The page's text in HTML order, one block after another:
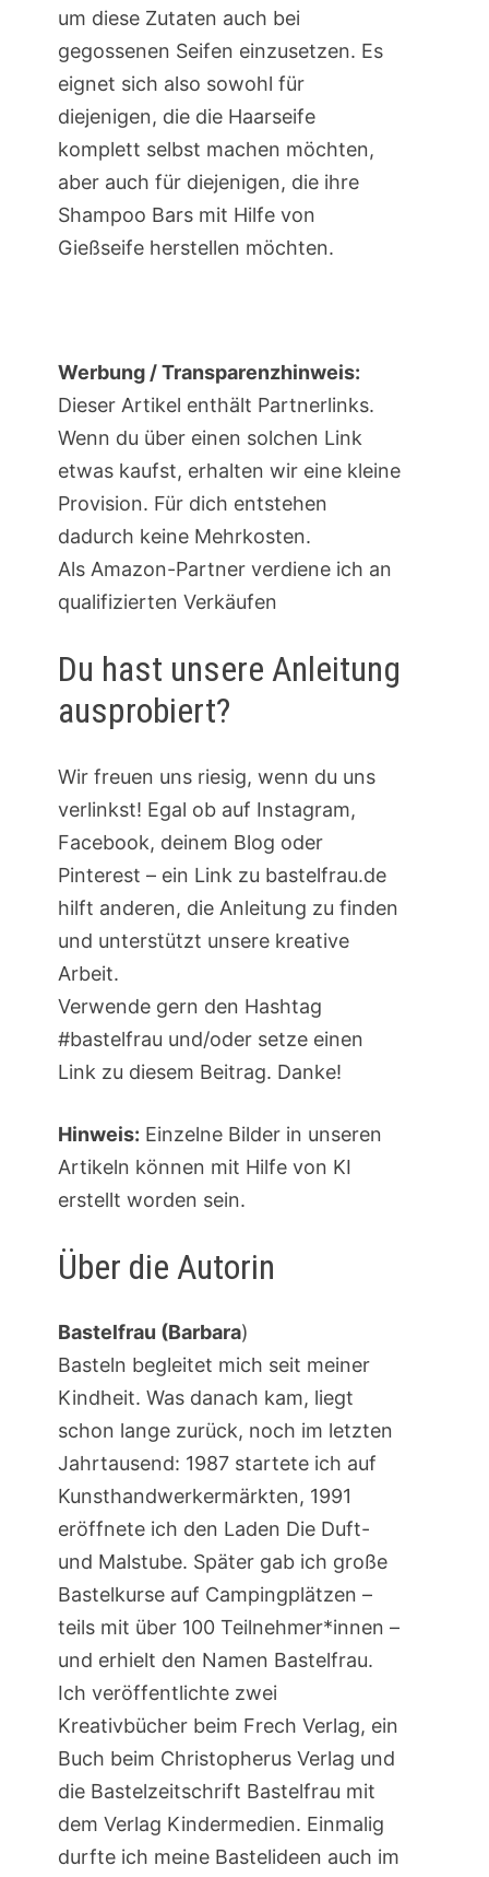
um diese Zutaten auch bei
gegossenen Seifen einzusetzen. Es
eignet sich also sowohl für
diejenigen, die die Haarseife
komplett selbst machen möchten,
aber auch für diejenigen, die ihre
Shampoo Bars mit Hilfe von
Gießseife herstellen möchten.
Werbung / Transparenzhinweis:
Dieser Artikel enthält Partnerlinks.
Wenn du über einen solchen Link
etwas kaufst, erhalten wir eine kleine
Provision. Für dich entstehen
dadurch keine Mehrkosten.
Als Amazon-Partner verdiene ich an
qualifizierten Verkäufen
Du hast unsere Anleitung
ausprobiert?
Wir freuen uns riesig, wenn du uns
verlinkst! Egal ob auf Instagram,
Facebook, deinem Blog oder
Pinterest – ein Link zu bastelfrau.de
hilft anderen, die Anleitung zu finden
und unterstützt unsere kreative
Arbeit.
Verwende gern den Hashtag
#bastelfrau und/oder setze einen
Link zu diesem Beitrag. Danke!
Hinweis: Einzelne Bilder in unseren
Artikeln können mit Hilfe von KI
erstellt worden sein.
Über die Autorin
Bastelfrau (Barbara)
Basteln begleitet mich seit meiner
Kindheit. Was danach kam, liegt
schon lange zurück, noch im letzten
Jahrtausend: 1987 startete ich auf
Kunsthandwerkermärkten, 1991
eröffnete ich den Laden Die Duft-
und Malstube. Später gab ich große
Bastelkurse auf Campingplätzen –
teils mit über 100 Teilnehmer*innen –
und erhielt den Namen Bastelfrau.
Ich veröffentlichte zwei
Kreativbücher beim Frech Verlag, ein
Buch beim Christopherus Verlag und
die Bastelzeitschrift Bastelfrau mit
dem Verlag Kindermedien. Einmalig
durfte ich meine Bastelideen auch im